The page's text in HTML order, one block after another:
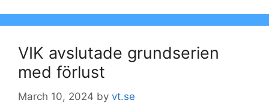
VIK avslutade grundserien
med förlust
March 10, 2024 by vt.se